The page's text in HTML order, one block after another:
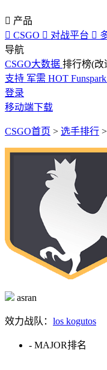
 产品
 CSGO  对战平台 
导航
CSGO大数据 排行榜(改
支持 军需 HOT Funspark
登录
移动端下载
CSGO首页 > 选手排行 >
asran
效力战队： los kogutos
- MAJOR排名